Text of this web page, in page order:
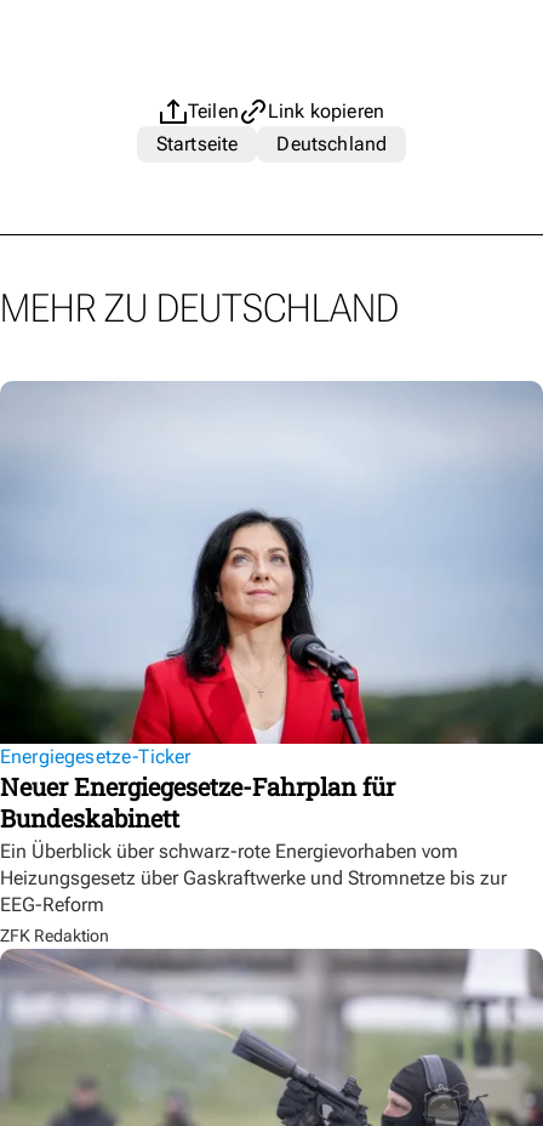
Teilen
Link kopieren
Startseite
Deutschland
MEHR ZU DEUTSCHLAND
Energiegesetze-Ticker
Neuer Energiegesetze-Fahrplan für
Bundeskabinett
Ein Überblick über schwarz-rote Energievorhaben vom
Heizungsgesetz über Gaskraftwerke und Stromnetze bis zur
EEG-Reform
ZFK Redaktion